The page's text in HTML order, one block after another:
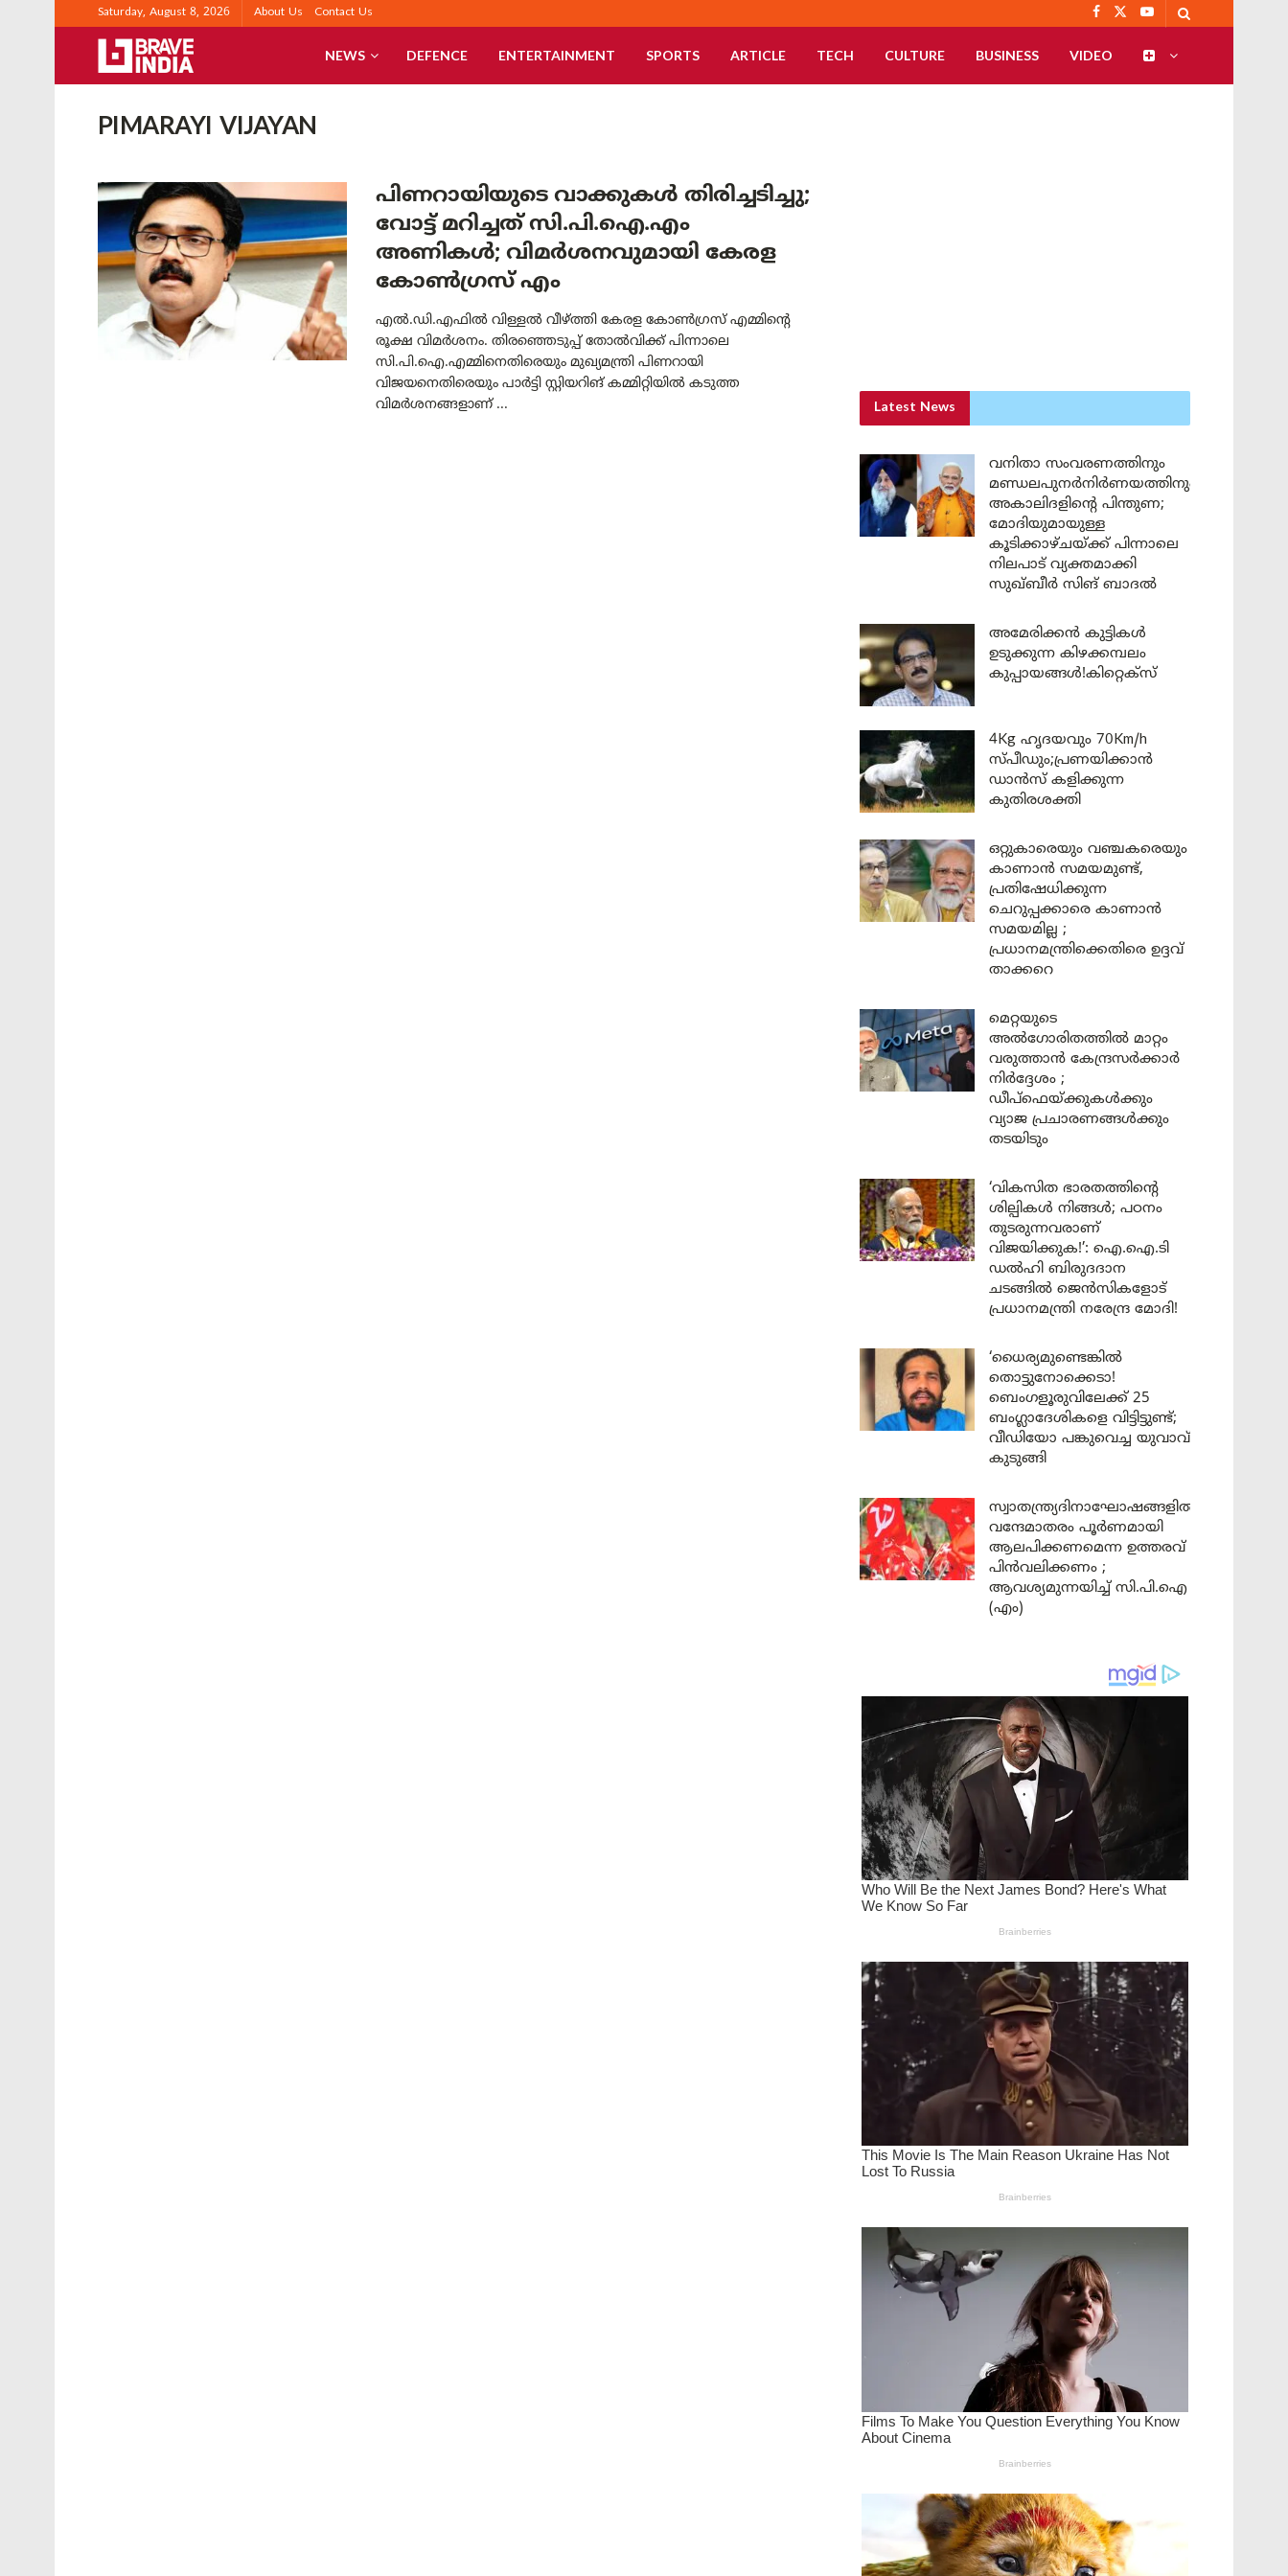
Saturday, August 8, 2026 About Us Contact Us
NEWS DEFENCE ENTERTAINMENT SPORTS ARTICLE TECH CULTURE BUSINESS VIDEO
PIMARAYI VIJAYAN
പിണറായിയുടെ വാക്കുകൾ തിരിച്ചടിച്ചു;
വോട്ട് മറിച്ചത് സി.പി.ഐ.എം
അണികൾ; വിമർശനവുമായി കേരള
കോൺഗ്രസ് എം
എൽ.ഡി.എഫിൽ വിള്ളൽ വീഴ്ത്തി കേരള കോൺഗ്രസ് എമ്മിന്റെ
രൂക്ഷ വിമർശനം. തിരഞ്ഞെടുപ്പ് തോൽവിക്ക് പിന്നാലെ
സി.പി.ഐ.എമ്മിനെതിരെയും മുഖ്യമന്ത്രി പിണറായി
വിജയനെതിരെയും പാർട്ടി സ്റ്റിയറിങ് കമ്മിറ്റിയിൽ കടുത്ത
വിമർശനങ്ങളാണ് ...
Latest News
വനിതാ സംവരണത്തിനും
മണ്ഡലപുനർനിർണയത്തിനും
അകാലിദളിന്റെ പിന്തുണ;
മോദിയുമായുള്ള
കൂടിക്കാഴ്ചയ്ക്ക് പിന്നാലെ
നിലപാട് വ്യക്തമാക്കി
സുഖ്ബീർ സിങ് ബാദൽ
അമേരിക്കൻ കുട്ടികൾ
ഉടുക്കുന്ന കിഴക്കമ്പലം
കുപ്പായങ്ങൾ!കിറ്റെക്സ്
4Kg ഹൃദയവും 70Km/h
സ്പീഡും;പ്രണയിക്കാൻ
ഡാൻസ് കളിക്കുന്ന
കുതിരശക്തി
ഒറ്റുകാരെയും വഞ്ചകരെയും
കാണാൻ സമയമുണ്ട്,
പ്രതിഷേധിക്കുന്ന
ചെറുപ്പക്കാരെ കാണാൻ
സമയമില്ല ;
പ്രധാനമന്ത്രിക്കെതിരെ ഉദ്ദവ്
താക്കറെ
മെറ്റയുടെ
അൽഗോരിതത്തിൽ മാറ്റം
വരുത്താൻ കേന്ദ്രസർക്കാർ
നിർദ്ദേശം ;
ഡീപ്‌ഫെയ്ക്കുകൾക്കും
വ്യാജ പ്രചാരണങ്ങൾക്കും
തടയിടും
‘വികസിത ഭാരതത്തിന്റെ
ശില്പികൾ നിങ്ങൾ; പഠനം
തുടരുന്നവരാണ്
വിജയിക്കുക!’: ഐ.ഐ.ടി
ഡൽഹി ബിരുദദാന
ചടങ്ങിൽ ജെൻസികളോട്
പ്രധാനമന്ത്രി നരേന്ദ്ര മോദി!
‘ധൈര്യമുണ്ടെങ്കിൽ
തൊട്ടുനോക്കെടാ!
ബെംഗളൂരുവിലേക്ക് 25
ബംഗ്ലാദേശികളെ വിട്ടിട്ടുണ്ട്;
വീഡിയോ പങ്കുവെച്ച യുവാവ്
കുടുങ്ങി
സ്വാതന്ത്ര്യദിനാഘോഷങ്ങളിൽ
വന്ദേമാതരം പൂർണമായി
ആലപിക്കണമെന്ന ഉത്തരവ്
പിൻവലിക്കണം ;
ആവശ്യമുന്നയിച്ച് സി.പി.ഐ
(എം)